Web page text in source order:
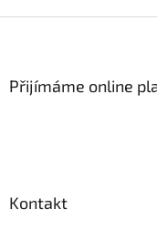
Přijímáme online
Kontakt